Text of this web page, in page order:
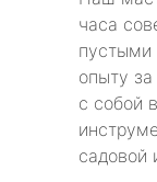
часа
пустыми
опыту
с собой
садовой